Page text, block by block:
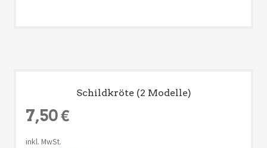
Schildkröte (2 Modelle)
7,50€
inkl. MwSt.